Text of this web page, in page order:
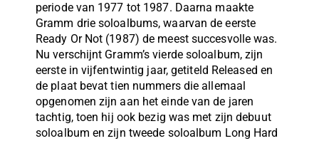
periode van 1977 tot 1987. Daarna maakte
Gramm drie soloalbums, waarvan de eerste
Ready Or Not (1987) de meest succesvolle was.
Nu verschijnt Gramm’s vierde soloalbum, zijn
eerste in vijfentwintig jaar, getiteld Released en
de plaat bevat tien nummers die allemaal
opgenomen zijn aan het einde van de jaren
tachtig, toen hij ook bezig was met zijn debuut
soloalbum en zijn tweede soloalbum Long Hard